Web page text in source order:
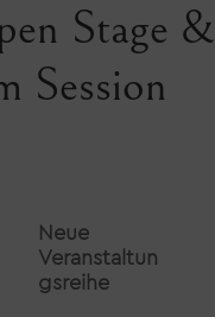
Stage &
Session
Neue
Veranstaltun
gsreihe